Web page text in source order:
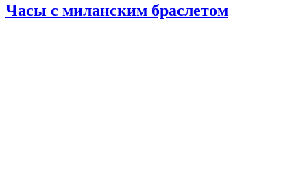
Часы с миланским браслетом